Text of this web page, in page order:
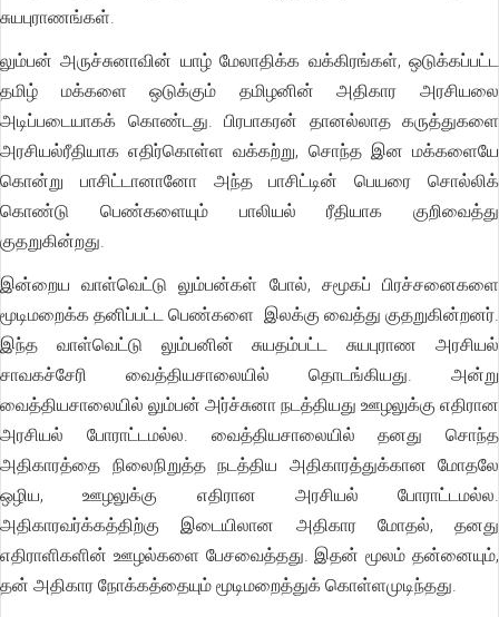
சுயபுராணங்கள்.
லும்பன் அருச்சுனாவின் யாழ் மேலாதிக்க வக்கிரங்கள், ஒடுக்கப்பட்ட
தமிழ் மக்களை ஒடுக்கும் தமிழனின் அதிகார அரசியலை
அடிப்படையாகக் கொண்டது. பிரபாகரன் தானல்லாத கருத்துகளை
அரசியல்ரீதியாக எதிர்கொள்ள வக்கற்று, சொந்த இன மக்களையே
கொன்று பாசிட்டானானோ அந்த பாசிட்டின் பெயரை சொல்லிக்
கொண்டு பெண்களையும் பாலியல் ரீதியாக குறிவைத்து
குதறுகின்றது.
இன்றைய வாள்வெட்டு லும்பன்கள் போல், சமூகப் பிரச்சனைகளை
மூடிமறைக்க தனிப்பட்ட பெண்களை இலக்கு வைத்து குதறுகின்றனர்.
இந்த வாள்வெட்டு லும்பனின் சுயதம்பட்ட சுயபுராண அரசியல்
சாவகச்சேரி வைத்தியசாலையில் தொடங்கியது. அன்று
வைத்தியசாலையில் லும்பன் அர்ச்சுனா நடத்தியது ஊழலுக்கு எதிரான
அரசியல் போராட்டமல்ல. வைத்தியசாலையில் தனது சொந்த
அதிகாரத்தை நிலைநிறுத்த நடத்திய அதிகாரத்துக்கான மோதலே
ஒழிய, ஊழலுக்கு எதிரான அரசியல் போராட்டமல்ல.
அதிகாரவர்க்கத்திற்கு இடையிலான அதிகார மோதல், தனது
எதிராளிகளின் ஊழல்களை பேசவைத்தது. இதன் மூலம் தன்னையும்,
தன் அதிகார நோக்கத்தையும் மூடிமறைத்துக் கொள்ளமுடிந்தது.